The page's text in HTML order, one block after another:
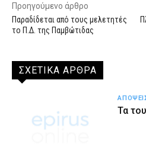
Προηγούμενο άρθρο
Παραδίδεται από τους μελετητές
το Π.Δ. της Παμβώτιδας
ΣΧΕΤΙΚΑ ΑΡΘΡΑ
Τα